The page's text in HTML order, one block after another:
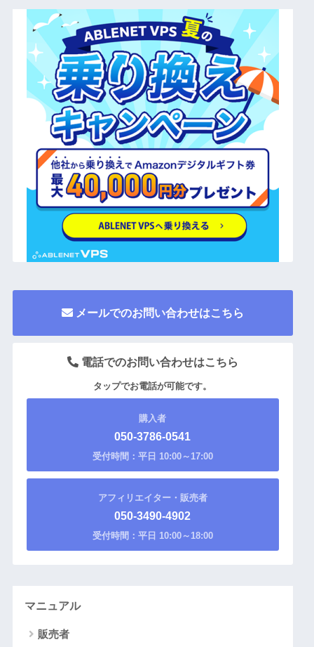
メールでのお問い合わせはこちら
電話でのお問い合わせはこちら
タップでお電話が可能です。
購入者
050-3786-0541
受付時間：平日 10:00～17:00
アフィリエイター・販売者
050-3490-4902
受付時間：平日 10:00～18:00
マニュアル
販売者